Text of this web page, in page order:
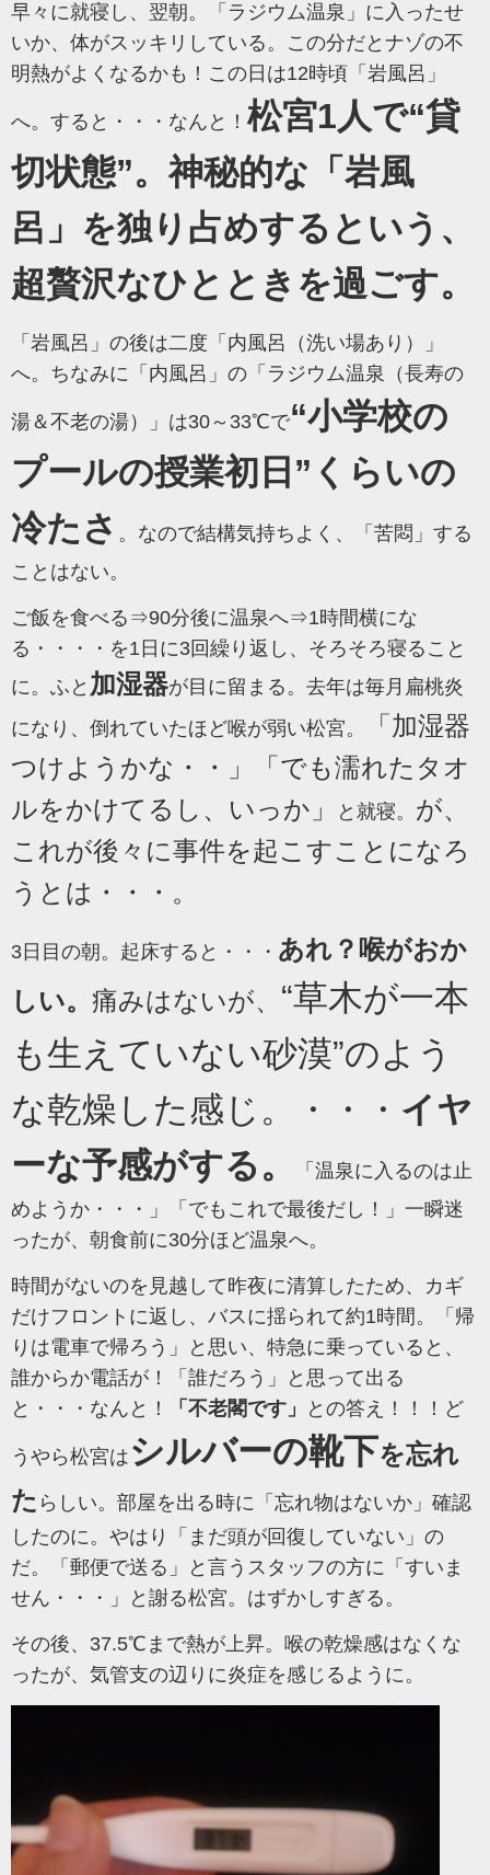
早々に就寝し、翌朝。「ラジウム温泉」に入ったせ
いか、体がスッキリしている。この分だとナゾの不
明熱がよくなるかも！この日は12時頃「岩風呂」
へ。すると・・・なんと！ 松宮1人で“貸
切状態”。神秘的な「岩風
呂」を独り占めするという、
超贅沢なひとときを過ごす。
「岩風呂」の後は二度「内風呂（洗い場あり）」
へ。 ちなみに「内風呂」の 「ラジウム温泉（長寿の
湯＆不老の湯）」は30～33℃で“小学校の
プールの授業初日”くらいの
冷たさ 。なので結構気持ちよく、「苦悶」する
ことはない。
ご飯を食べる⇒90分後に温泉へ⇒1時間横にな
る・・・・を1日に3回繰り返し、そろそろ寝ること
に。 ふと 加湿器が目に留まる。去年は毎月扁桃炎
になり、倒れていたほど喉が弱い松宮。
「加湿器
つけようかな・・」「でも濡れたタオ
ルをかけてるし、いっか」
と就寝。 が、
これが後々に事件を起こすことになろ
うとは・・・。
3日目の朝。起床すると・・・ あれ？喉がおか
しい。 痛みはないが、 “草木が一本
も生えていない砂漠”のよう
な乾燥した感じ。・・・ イヤ
ーな予感がする。
「温泉に入るのは止
めようか・・・」「でもこれで最後だし！」 一瞬迷
ったが、朝食前に30分ほど温泉へ。
時間がないのを見越して昨夜に清算したため、カギ
だけフロントに返し、バスに揺られて約1時間。「帰
りは電車で帰ろう」と思い、特急に乗っていると、
誰からか電話が！「誰だろう」と思って出る
と・・・なんと！
「不老閣です」 との答え！！！ど
うやら松宮は シルバーの靴下を忘れ
た らしい。部屋を出る時に「忘れ物はないか」確認
したのに。やはり「まだ頭が回復していない」の
だ。
「郵便で送る」と言うスタッフの方に「すいま
せん・・・」と謝る松宮。はずかしすぎる。
その後、37.5℃まで熱が上昇。喉の乾燥感はなくな
ったが、気管支の辺りに炎症を感じるように。